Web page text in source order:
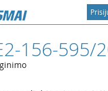
156-595/